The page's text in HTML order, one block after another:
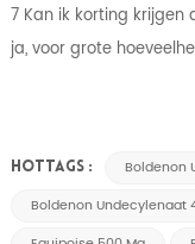
7 Kan ik korting krijgen
ja, voor grote
HOTTAGS :
Boldenon
Boldenon Undecylenaat